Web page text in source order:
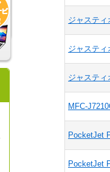
ジャスティ
ジャスティ
ジャスティ
MFC-
PocketJet
PocketJet